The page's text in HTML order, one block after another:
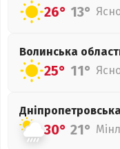
26° 13°
Волинська
25° 11°
Дніпропетровська
30° 21°